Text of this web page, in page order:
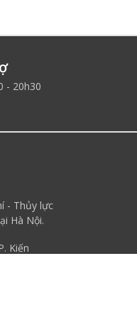
- 20h30
- Thủy lực
Hà Nội.
Kiến